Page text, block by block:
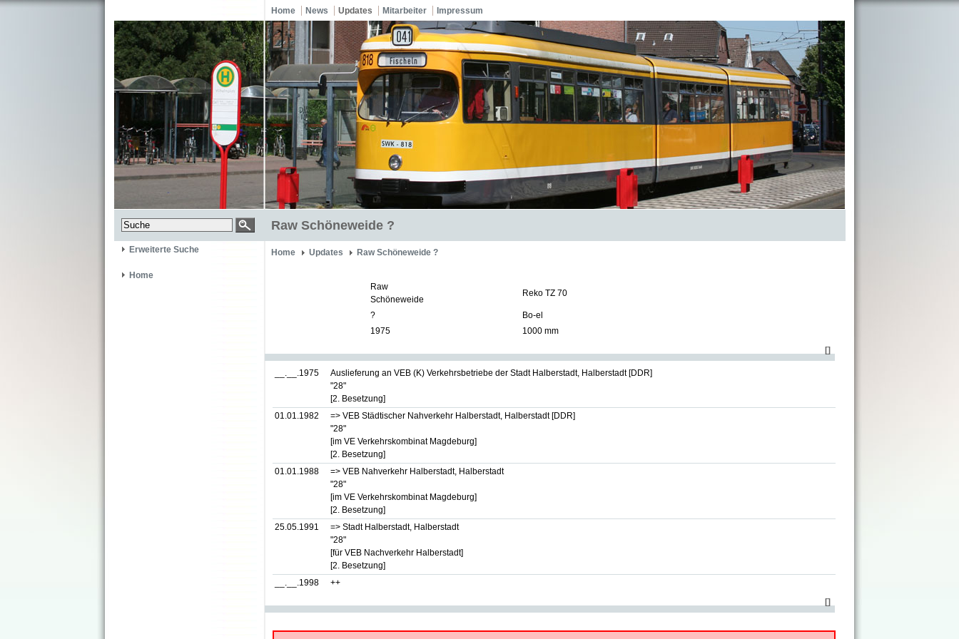
Home News Updates Mitarbeiter Impressum
Raw Schöneweide ?
Erweiterte Suche
Home
Home Updates Raw Schöneweide ?
Raw
Schöneweide
Reko TZ 70
?
Bo-el
1975
1000 mm
[]
__.__.1975
Auslieferung an VEB (K) Verkehrsbetriebe der Stadt Halberstadt, Halberstadt [DDR]
"28"
[2. Besetzung]
01.01.1982
=> VEB Städtischer Nahverkehr Halberstadt, Halberstadt [DDR]
"28"
[im VE Verkehrskombinat Magdeburg]
[2. Besetzung]
01.01.1988
=> VEB Nahverkehr Halberstadt, Halberstadt
"28"
[im VE Verkehrskombinat Magdeburg]
[2. Besetzung]
25.05.1991
=> Stadt Halberstadt, Halberstadt
"28"
[für VEB Nachverkehr Halberstadt]
[2. Besetzung]
__.__.1998
++
[]